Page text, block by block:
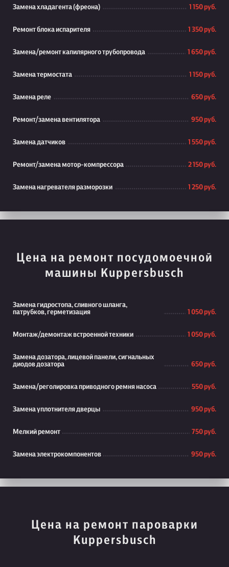
Замена хладагента (фреона) 1 150 руб.
Ремонт блока испарителя 1 350 руб.
Замена/ремонт капилярного трубопровода 1 650 руб.
Замена термостата 1 150 руб.
Замена реле 650 руб.
Ремонт/замена вентилятора 950 руб.
Замена датчиков 1 550 руб.
Ремонт/замена мотор-компрессора 2 150 руб.
Замена нагревателя разморозки 1 250 руб.
Цена на ремонт посудомоечной
машины Kuppersbusch
Замена гидростопа, сливного шланга,
патрубков, герметизация
1 050 руб.
Монтаж/демонтаж встроенной техники 1 050 руб.
Замена дозатора, лицевой панели, сигнальных
диодов дозатора
650 руб.
Замена/реголировка приводного ремня насоса 550 руб.
Замена уплотнителя дверцы 950 руб.
Мелкий ремонт 750 руб.
Замена электрокомпонентов 950 руб.
Цена на ремонт пароварки
Kuppersbusch